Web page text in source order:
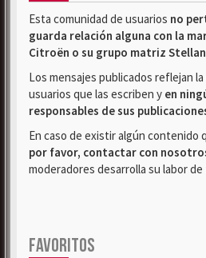
Esta comunidad de usuarios no
guarda relación alguna con la
Citroën o su grupo matriz
Los mensajes publicados reflejan
usuarios que las escriben y en
responsables de sus
En caso de existir algún contenido
por favor, contactar con
moderadores desarrolla su labor
FAVORITOS